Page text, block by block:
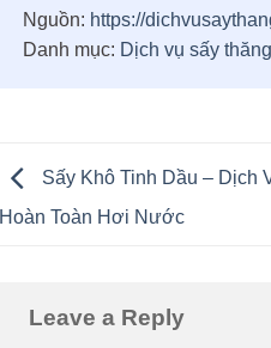
Nguồn: https://
Danh mục: Dịch vụ sấy
Sấy Khô Tinh Dầu – Dịch
Hoàn Toàn Hơi Nước
Leave a Reply